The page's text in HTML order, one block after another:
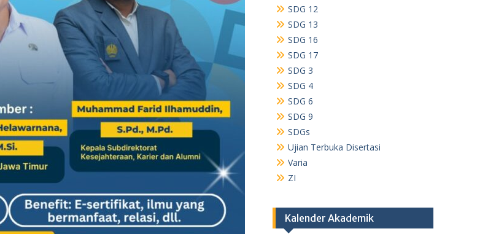
SDG 12
SDG 13
SDG 16
SDG 17
SDG 3
SDG 4
SDG 6
SDG 9
SDGs
Ujian Terbuka Disertasi
Varia
ZI
Kalender Akademik